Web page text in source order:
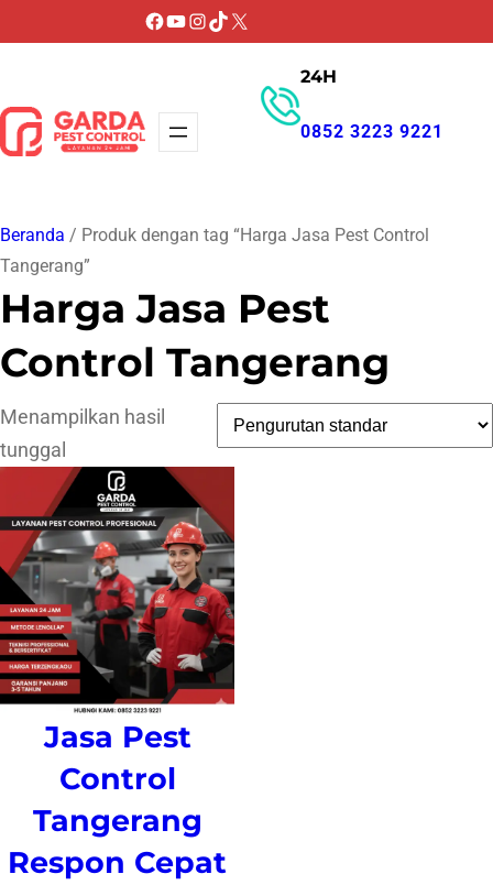
ke
Facebook
YouTube
Instagram
TikTok
X
24H
0852 3223 9221
Beranda / Produk dengan tag “Harga Jasa Pest Control
Tangerang”
Harga Jasa Pest
Control Tangerang
Menampilkan hasil
tunggal
Jasa Pest
Control
Tangerang
Respon Cepat